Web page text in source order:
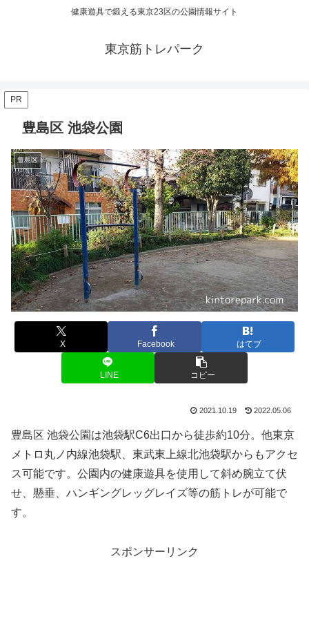
健康遊具で鍛える東京23区の公園情報サイト
東京筋トレパーク
PR
豊島区 池袋公園
豊島区
X Facebook はてブ
LINE コピー
2021.10.19 2022.05.06
豊島区 池袋公園は池袋駅C6出口から徒歩約10分。他東京
メトロ丸ノ内線池袋駅、東武東上線北池袋駅からもアクセ
ス可能です。公園内の健康遊具を使用して斜め腕立て伏
せ、懸垂、ハンギングレッグレイズ等の筋トレが可能で
す。
スポンサーリンク